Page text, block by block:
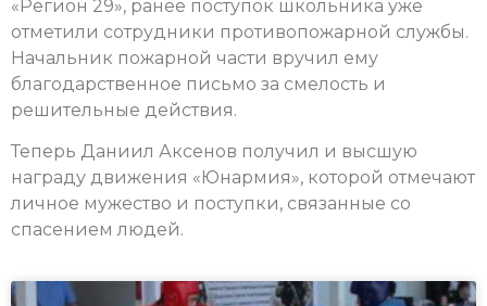
«Регион 29», ранее поступок школьника уже
отметили сотрудники противопожарной службы.
Начальник пожарной части вручил ему
благодарственное письмо за смелость и
решительные действия.
Теперь Даниил Аксенов получил и высшую
награду движения «Юнармия», которой отмечают
личное мужество и поступки, связанные со
спасением людей.